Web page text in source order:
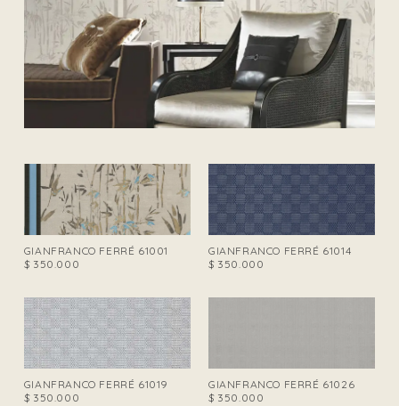
GIANFRANCO FERRÉ 61001
$350.000
GIANFRANCO FERRÉ 61014
$350.000
GIANFRANCO FERRÉ 61019
$350.000
GIANFRANCO FERRÉ 61026
$350.000